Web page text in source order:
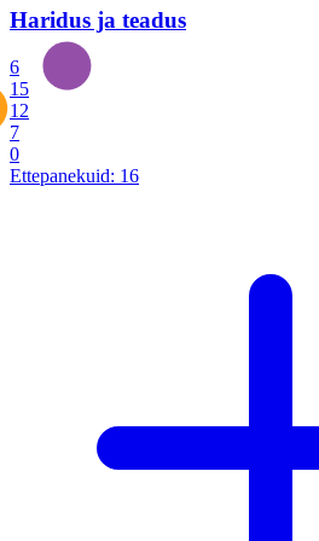
Haridus ja teadus
6
15
12
7
0
Ettepanekuid: 16